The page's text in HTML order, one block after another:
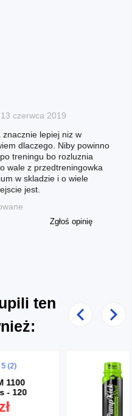
13 czerwca 2019
znacznie lepiej niz w
dlaczego. Niby powinno
treningu bo rozluznia
wale z przedtreningowka
w skladzie i o wiele
jest.
Zgłoś opinię
ten
Poprzedni
5 (2)
1100
- 120